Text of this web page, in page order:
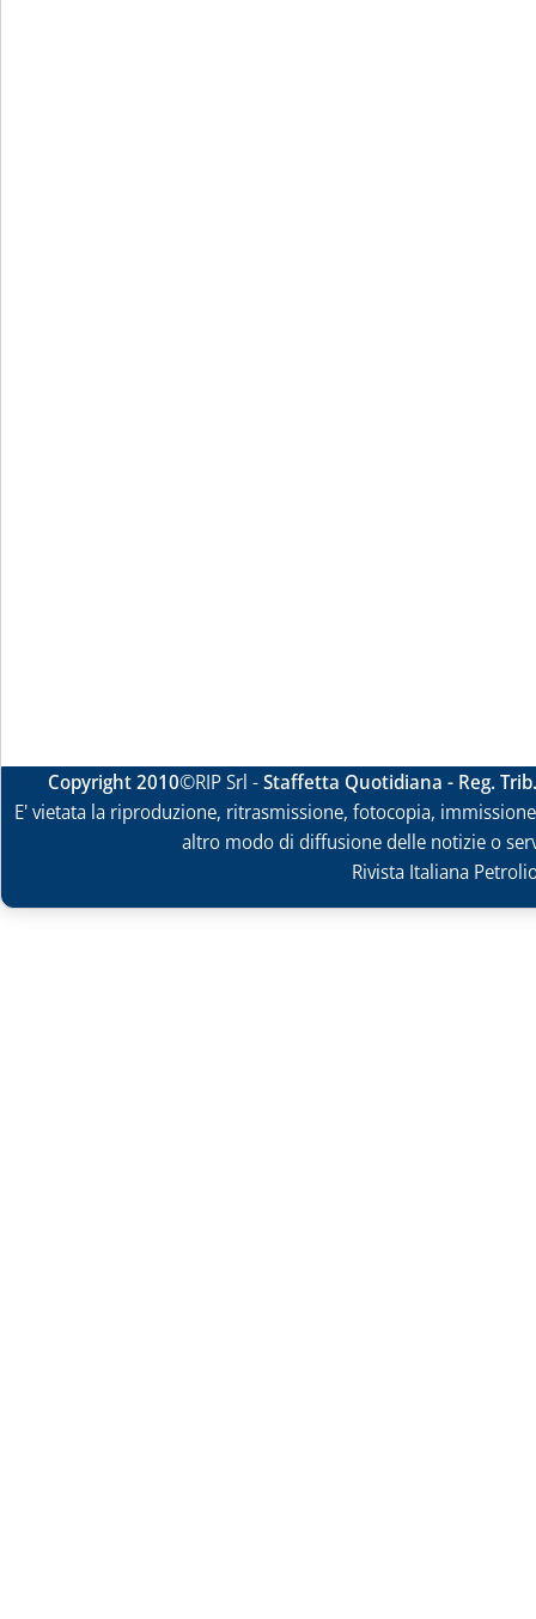
Copyright 2010©RIP Srl -Staffetta Quotidiana - Reg.
E' vietata la riproduzione, ritrasmissione, fotocopia,
altro modo di diffusione delle notizie o
Rivista Italiana